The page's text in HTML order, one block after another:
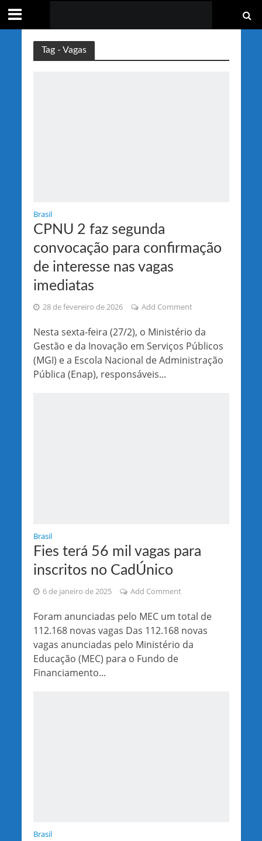
Tag - Vagas
Brasil
CPNU 2 faz segunda
convocação para confirmação
de interesse nas vagas
imediatas
28 de fevereiro de 2026 Add Comment
Nesta sexta-feira (27/2), o Ministério da
Gestão e da Inovação em Serviços Públicos
(MGI) e a Escola Nacional de Administração
Pública (Enap), responsáveis...
Brasil
Fies terá 56 mil vagas para
inscritos no CadÚnico
6 de janeiro de 2025 Add Comment
Foram anunciadas pelo MEC um total de
112.168 novas vagas Das 112.168 novas
vagas anunciadas pelo Ministério da
Educação (MEC) para o Fundo de
Financiamento...
Brasil